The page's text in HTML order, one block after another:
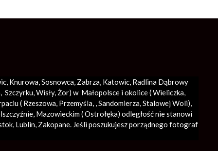
Knurowa, Sosnowca, Zabrza, Katowic, Radlina Dąbrowy
Wisły, Żor) w Małopolsce i okolice (Wieliczka,
( Rzeszowa, Przemyśla, ,Sandomierza,Stalowej Woli),
Mazowieckim ( Ostrołęka) odległość nie stanowi
Lublin, Zakopane. Jeśli poszukujesz porządnego fotograf